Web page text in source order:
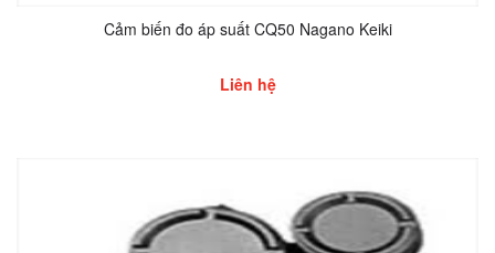
Cảm biến đo áp suất CQ50 Nagano Keiki
Liên hệ